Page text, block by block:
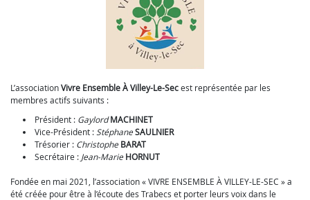
L’associationVivre Ensemble À Villey-Le-Secest représentée par les
membres actifs suivants :
Président : Gaylord MACHINET
Vice-Président : StéphaneSAULNIER
Trésorier : Christophe BARAT
Secrétaire : Jean-Marie HORNUT
Fondée en mai 2021, l’association « VIVRE ENSEMBLE À VILLEY-LE-SEC » a
été créée pour être à l’écoute des Trabecs et porter leurs voix dans le